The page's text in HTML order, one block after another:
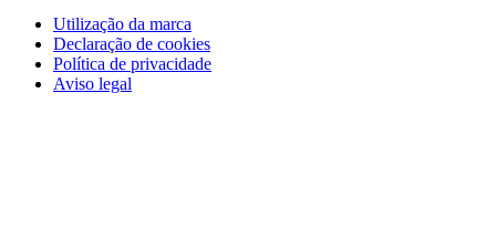
Utilização da marca
Declaração de cookies
Política de privacidade
Aviso legal